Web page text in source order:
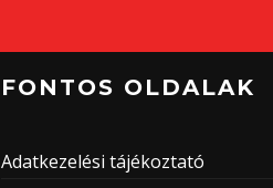
FONTOS OLDALAK
Adatkezelési tájékoztató